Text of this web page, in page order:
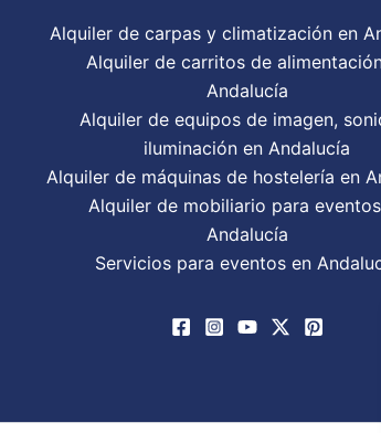
Alquiler de carpas y climatización en
Alquiler de carritos de
Andalucía
Alquiler de equipos de imagen,
iluminación en Andalucía
Alquiler de máquinas de hostelería en
Alquiler de mobiliario para
Andalucía
Servicios para eventos en